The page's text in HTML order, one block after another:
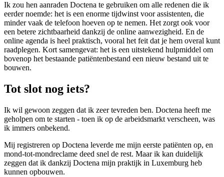
Ik zou hen aanraden Doctena te gebruiken om alle redenen die ik
eerder noemde: het is een enorme tijdwinst voor assistenten, die
minder vaak de telefoon hoeven op te nemen. Het zorgt ook voor
een betere zichtbaarheid dankzij de online aanwezigheid. En de
online agenda is heel praktisch, vooral het feit dat je hem overal kunt
raadplegen. Kort samengevat: het is een uitstekend hulpmiddel om
bovenop het bestaande patiëntenbestand een nieuw bestand uit te
bouwen.
Tot slot nog iets?
Ik wil gewoon zeggen dat ik zeer tevreden ben. Doctena heeft me
geholpen om te starten - toen ik op de arbeidsmarkt verscheen, was
ik immers onbekend.
Mij registreren op Doctena leverde me mijn eerste patiënten op, en
mond-tot-mondreclame deed snel de rest. Maar ik kan duidelijk
zeggen dat ik dankzij Doctena mijn praktijk in Luxemburg heb
kunnen opbouwen.